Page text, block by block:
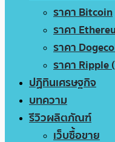
ราคา Bitcoin
ราคา
ราคา
ราคา Ripple
ปฏิทินเศรษฐกิจ
บทความ
รีวิวผลิตภัณฑ์
เว็บซื้อขาย